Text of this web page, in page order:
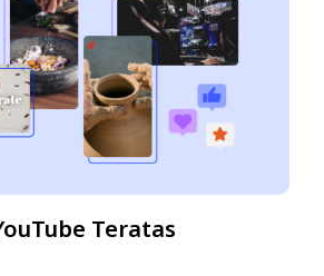
Teratas